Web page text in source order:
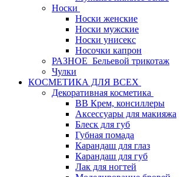
Носки
Носки женские
Носки мужские
Носки унисекс
Носочки капрон
РАЗНОЕ_Бельевой трикотаж
Чулки
КОСМЕТИКА ДЛЯ ВСЕХ
Декоративная косметика
BB Крем, консиллеры
Аксессуары для макияжа
Блеск для губ
Губная помада
Карандаш для глаз
Карандаш для губ
Лак для ногтей